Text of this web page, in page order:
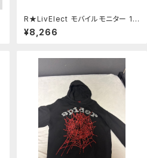
R★LivElect モバイルモニター 15.
6インチ 1920*1080 モバイルディ
スプレイ ポータブルモニター IPS
ニHDMI PS4/XBOX/Switch 68
fbc92b
¥8,266